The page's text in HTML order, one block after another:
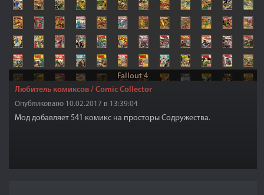
Fallout 4
Любитель комиксов / Comic Collector
Опубликовано 10.02.2017 в 13:39:04
Мод добавляет 541 комикс на просторы Содружества.